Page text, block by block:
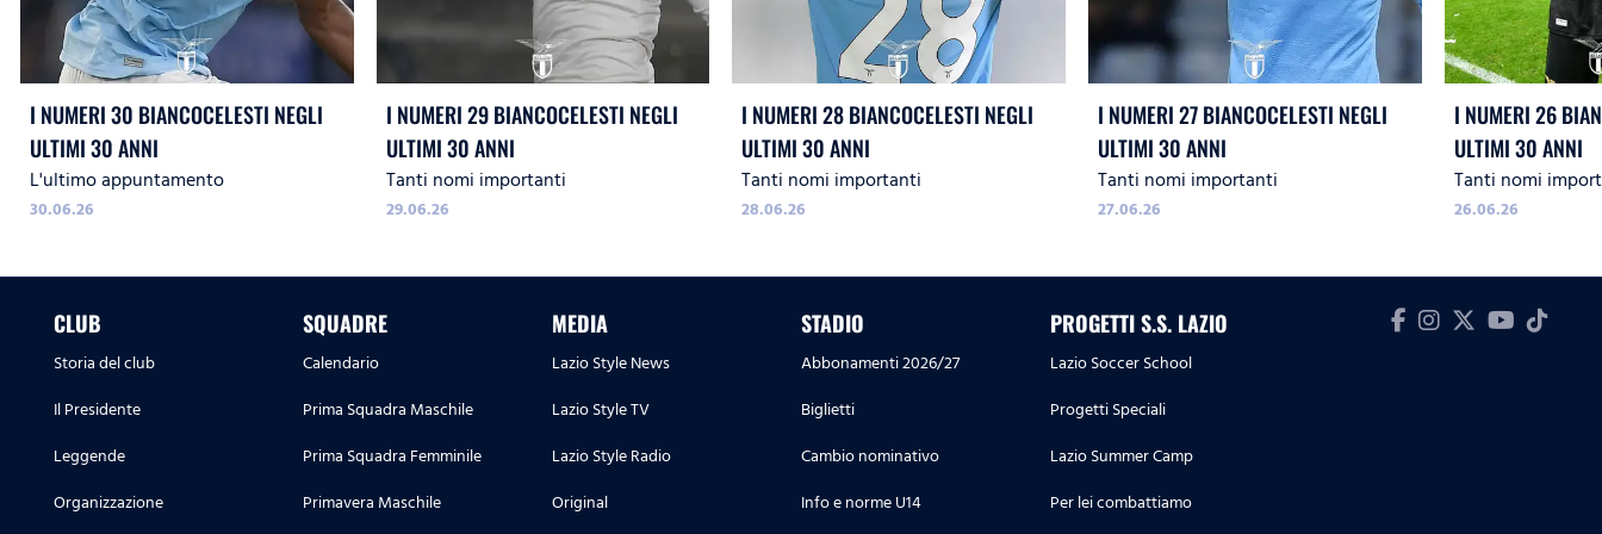
I NUMERI 30 BIANCOCELESTI NEGLI
ULTIMI 30 ANNI
L'ultimo appuntamento
30.06.26
I NUMERI 29 BIANCOCELESTI NEGLI
ULTIMI 30 ANNI
Tanti nomi importanti
29.06.26
I NUMERI 28 BIANCOCELESTI NEGLI
ULTIMI 30 ANNI
Tanti nomi importanti
28.06.26
I NUMERI 27 BIANCOCELESTI NEGLI
ULTIMI 30 ANNI
Tanti nomi importanti
27.06.26
I NUMERI 26
ULTIMI 30 ANNI
Tanti nomi
26.06.26
CLUB
Storia del club
Il Presidente
Leggende
Organizzazione
SQUADRE
Calendario
Prima Squadra Maschile
Prima Squadra Femminile
Primavera Maschile
MEDIA
Lazio Style News
Lazio Style TV
Lazio Style Radio
Original
STADIO
Abbonamenti 2026/27
Biglietti
Cambio nominativo
Info e norme U14
PROGETTI S.S. LAZIO
Lazio Soccer School
Progetti Speciali
Lazio Summer Camp
Per lei combattiamo